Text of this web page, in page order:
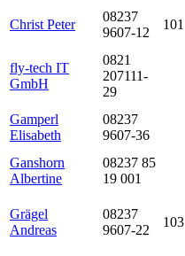
Christ Peter
08237
9607-12
101
fly-tech IT
GmbH
0821
207111-
29
Gamperl
Elisabeth
08237
9607-36
Ganshorn
Albertine
08237 85
19 001
Grägel
Andreas
08237
9607-22
103